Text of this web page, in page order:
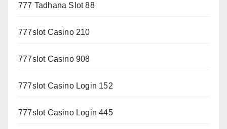
777 Tadhana Slot 88
777slot Casino 210
777slot Casino 908
777slot Casino Login 152
777slot Casino Login 445